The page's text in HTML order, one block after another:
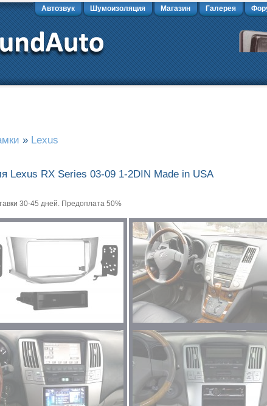
Автозвук Шумоизоляция Магазин Галерея
» Lexus
Lexus RX Series 03-09 1-2DIN Made in USA
30-45 дней. Предоплата 50%